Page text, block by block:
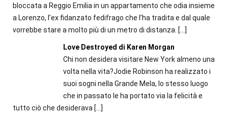
bloccata a Reggio Emilia in un appartamento che odia insieme
a Lorenzo, l’ex fidanzato fedifrago che l’ha tradita e dal quale
vorrebbe stare a molto più di un metro di distanza. […]
Love Destroyed di Karen Morgan
Chi non desidera visitare New York almeno una
volta nella vita?Jodie Robinson ha realizzato i
suoi sogni nella Grande Mela, lo stesso luogo
che in passato le ha portato via la felicità e
tutto ciò che desiderava […]